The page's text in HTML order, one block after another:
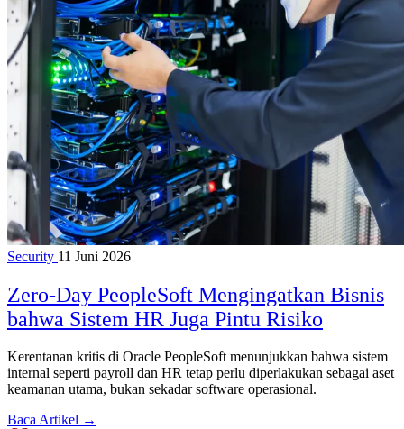
Security 11 Juni 2026
Zero-Day PeopleSoft Mengingatkan Bisnis
bahwa Sistem HR Juga Pintu Risiko
Kerentanan kritis di Oracle PeopleSoft menunjukkan bahwa sistem
internal seperti payroll dan HR tetap perlu diperlakukan sebagai aset
keamanan utama, bukan sekadar software operasional.
Baca Artikel →